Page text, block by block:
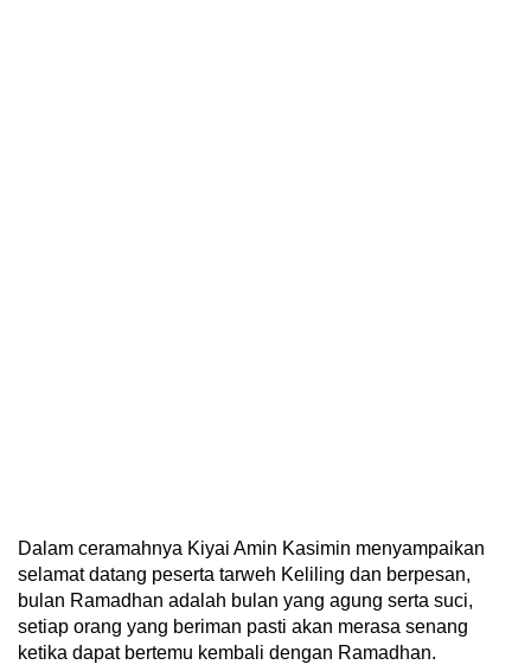
Dalam ceramahnya Kiyai Amin Kasimin menyampaikan
selamat datang peserta tarweh Keliling dan berpesan,
bulan Ramadhan adalah bulan yang agung serta suci,
setiap orang yang beriman pasti akan merasa senang
ketika dapat bertemu kembali dengan Ramadhan.